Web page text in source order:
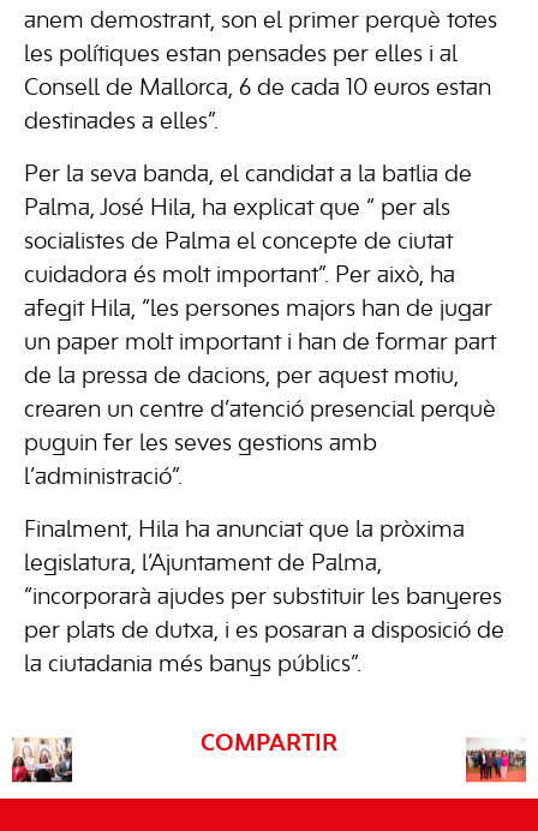
anem demostrant, son el primer perquè totes
les polítiques estan pensades per elles i al
Consell de Mallorca, 6 de cada 10 euros estan
destinades a elles”.
Per la seva banda, el candidat a la batlia de
Palma, José Hila, ha explicat que “ per als
socialistes de Palma el concepte de ciutat
cuidadora és molt important”. Per això, ha
afegit Hila, “les persones majors han de jugar
un paper molt important i han de formar part
de la pressa de dacions, per aquest motiu,
crearen un centre d’atenció presencial perquè
puguin fer les seves gestions amb
l’administració”.
Finalment, Hila ha anunciat que la pròxima
legislatura, l’Ajuntament de Palma,
“incorporarà ajudes per substituir les banyeres
per plats de dutxa, i es posaran a disposició de
la ciutadania més banys públics”.
COMPARTIR